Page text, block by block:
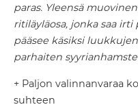
paras. Yleensä
ritiläyläosa, jonka saa
pääsee käsiksi
parhaiten
+ Paljon valinnanvaraa
suhteen